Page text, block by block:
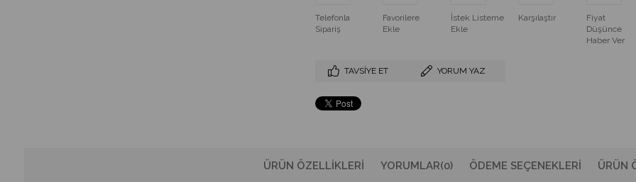
Telefonla
Sipariş
Favorilere
Ekle
İstek Listeme
Ekle
Karşılaştır
Fiyat
Düşünce
Haber Ver
TAVSIYE ET YORUM YAZ
ÜRÜN ÖZELLIKLERI YORUMLAR(0) ÖDEME SEÇENEKLERI ÜRÜN